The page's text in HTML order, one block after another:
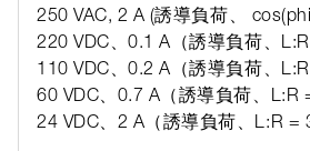
250 VAC, 2 A (誘導負荷、
220 VDC、0.1 A（誘導負荷、
110 VDC、0.2 A（誘導負荷、L:R
60 VDC、0.7 A（誘導負荷、L:R
24 VDC、2 A（誘導負荷、L:R =